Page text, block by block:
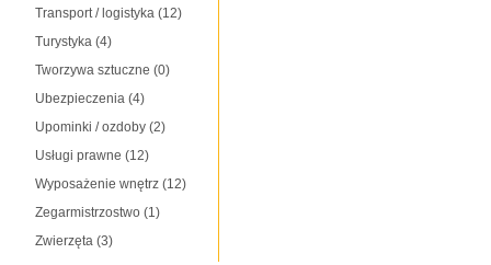
Transport / logistyka (12)
Turystyka (4)
Tworzywa sztuczne (0)
Ubezpieczenia (4)
Upominki / ozdoby (2)
Usługi prawne (12)
Wyposażenie wnętrz (12)
Zegarmistrzostwo (1)
Zwierzęta (3)